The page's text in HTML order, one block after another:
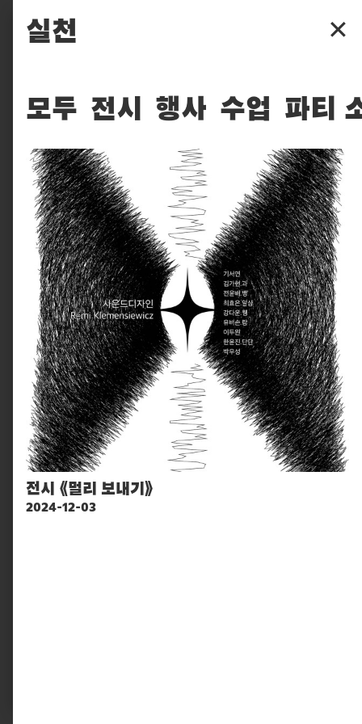
파주타이포그라피배곳
배움
입학
후원
찾아보기
실천
피읖
실천 ✕
모두 전시 행사 수업 파티
전시 《멀리 보내기》
2024-12-03